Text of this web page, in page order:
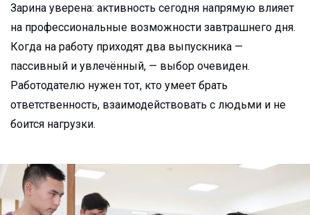
Зарина уверена: активность сегодня напрямую влияет
на профессиональные возможности завтрашнего дня.
Когда на работу приходят два выпускника —
пассивный и увлечённый, — выбор очевиден.
Работодателю нужен тот, кто умеет брать
ответственность, взаимодействовать с людьми и не
боится нагрузки.